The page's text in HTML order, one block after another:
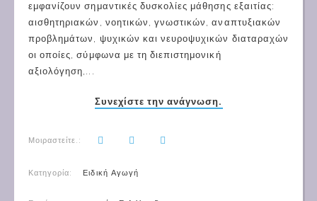
εμφανίζουν σημαντικές δυσκολίες μάθησης εξαιτίας:
αισθητηριακών, νοητικών, γνωστικών, αναπτυξιακών
προβλημάτων, ψυχικών και νευροψυχικών διαταραχών
οι οποίες, σύμφωνα με τη διεπιστημονική
αξιολόγηση,...
Συνεχίστε την ανάγνωση.
Μοιραστείτε.:
Κατηγορία: Ειδική Αγωγή